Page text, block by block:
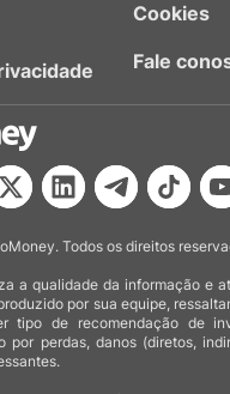
Cookies
Fale
Todos os direitos
a qualidade da informação e
por sua equipe,
tipo de recomendação de
por perdas, danos (diretos,